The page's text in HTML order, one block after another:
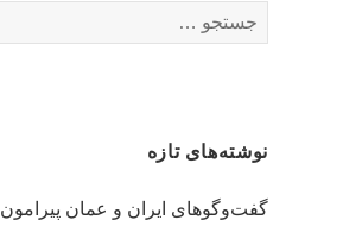
برای:
نوشته‌های تازه
گفت‌وگوهای ایران و عمان پیرامون